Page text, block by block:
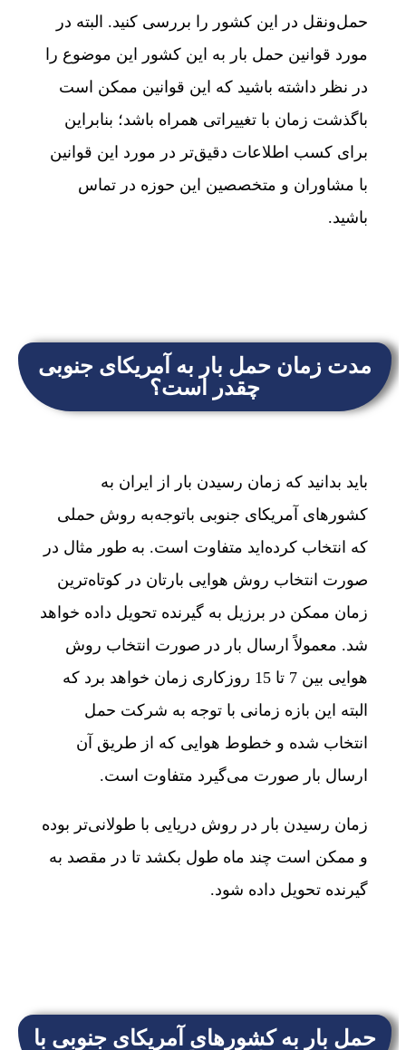
حمل‌ونقل در این کشور را بررسی کنید. البته در
مورد قوانین حمل بار به این کشور این موضوع را
در نظر داشته باشید که این قوانین ممکن است
باگذشت زمان با تغییراتی همراه باشد؛ بنابراین
برای کسب اطلاعات دقیق‌تر در مورد این قوانین
با مشاوران و متخصصین این حوزه در تماس
باشید.
مدت‌ زمان حمل بار به آمریکای جنوبی
چقدر است؟
باید بدانید که زمان رسیدن بار از ایران به
کشورهای آمریکای جنوبی باتوجه‌به روش حملی
که انتخاب کرده‌اید متفاوت است. به طور مثال در
صورت انتخاب روش هوایی بارتان در کوتاه‌ترین
زمان ممکن در برزیل به گیرنده تحویل داده خواهد
شد. معمولاً ارسال بار در صورت انتخاب روش
هوایی بین 7 تا 15 روزکاری زمان خواهد برد که
البته این بازه زمانی با توجه به شرکت حمل
انتخاب شده و خطوط هوایی که از طریق آن
ارسال بار صورت می‌گیرد متفاوت است.
زمان رسیدن بار در روش دریایی با طولانی‌تر بوده
و ممکن است چند ماه طول بکشد تا در مقصد به
گیرنده تحویل داده شود.
حمل بار به کشورهای آمریکای جنوبی با